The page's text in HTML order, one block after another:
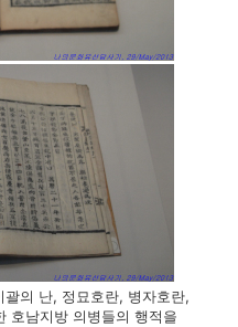
의 난, 정묘호란, 병자호란,
호남지방 의병들의 행적을